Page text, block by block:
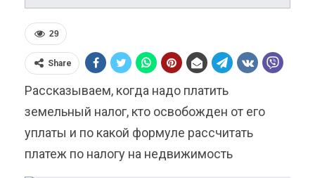
29
Share
Рассказываем, когда надо платить
земельный налог, кто освобожден от его
уплаты и по какой формуле рассчитать
платеж по налогу на недвижимость